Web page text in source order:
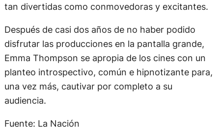
tan divertidas como conmovedoras y excitantes.
Después de casi dos años de no haber podido
disfrutar las producciones en la pantalla grande,
Emma Thompson se apropia de los cines con un
planteo introspectivo, común e hipnotizante para,
una vez más, cautivar por completo a su
audiencia.
Fuente: La Nación